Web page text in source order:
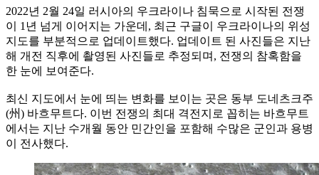
2022년 2월 24일 러시아의 우크라이나 침묵으로 시작된 전쟁
이 1년 넘게 이어지는 가운데, 최근 구글이 우크라이나의 위성
지도를 부분적으로 업데이트했다. 업데이트 된 사진들은 지난
해 개전 직후에 촬영된 사진들로 추정되며, 전쟁의 참혹함을
한 눈에 보여준다.
최신 지도에서 눈에 띄는 변화를 보이는 곳은 동부 도네츠크주
(州) 바흐무트다. 이번 전쟁의 최대 격전지로 꼽히는 바흐무트
에서는 지난 수개월 동안 민간인을 포함해 수많은 군인과 용병
이 전사했다.